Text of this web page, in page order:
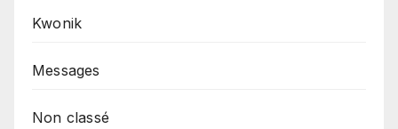
Kwonik
Messages
Non classé